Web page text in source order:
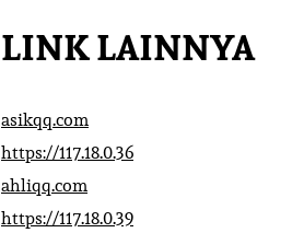
LINK LAINNYA
asikqq.com
https://117.18.0.36
ahliqq.com
https://117.18.0.39